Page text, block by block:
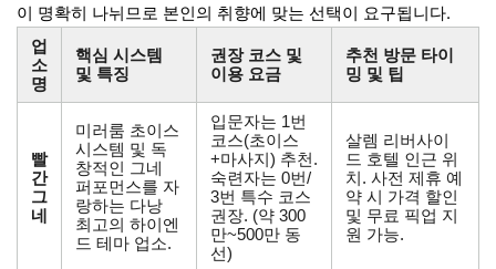
이 명확히 나뉘므로 본인의 취향에 맞는 선택이 요구됩니다.
업
소
명
핵심 시스템
및 특징
권장 코스 및
이용 요금
추천 방문 타이
밍 및 팁
빨
간
그
네
미러룸 초이스
시스템 및 독
창적인 그네
퍼포먼스를 자
랑하는 다낭
최고의 하이엔
드 테마 업소.
입문자는 1번
코스(초이스
+마사지) 추천.
숙련자는 0번/
3번 특수 코스
권장. (약 300
만~500만 동
선)
살렘 리버사이
드 호텔 인근 위
치. 사전 제휴 예
약 시 가격 할인
및 무료 픽업 지
원 가능.